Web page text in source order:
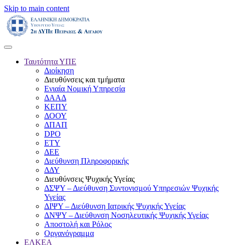
Skip to main content
Ταυτότητα ΥΠΕ
Διοίκηση
Διευθύνσεις και τμήματα
Ενιαία Νομική Υπηρεσία
ΔΑΑΔ
ΚΕΠΥ
ΔΟΟΥ
ΔΠΑΠ
DPO
ΕΤΥ
ΔΕΕ
Διεύθυνση Πληροφορικής
ΔΔΥ
Διευθύνσεις Ψυχικής Υγείας
ΔΣΨΥ – Διεύθυνση Συντονισμού Υπηρεσιών Ψυχικής
Υγείας
ΔΙΨΥ – Διεύθυνση Ιατρικής Ψυχικής Υγείας
ΔΝΨΥ – Διεύθυνση Νοσηλευτικής Ψυχικής Υγείας
Αποστολή και Ρόλος
Οργανόγραμμα
ΕΛΚΕΑ